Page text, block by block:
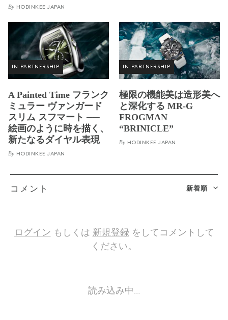
By HODINKEE JAPAN
IN PARTNERSHIP
A Painted Time フランク
ミュラー ヴァンガード
スリム スフマート ──
絵画のように時を描く、
新たなるダイヤル表現
By HODINKEE JAPAN
IN PARTNERSHIP
極限の機能美は造形美へ
と深化する MR-G
FROGMAN
“BRINICLE”
By HODINKEE JAPAN
新着順
コメント
ログイン もしくは 新規登録をしてコメントして
ください。
読み込み中…